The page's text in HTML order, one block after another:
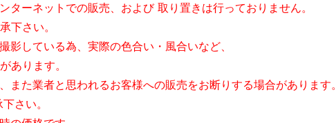
ターネットでの販売、および 取り置きは行っておりません。
さい。
影している為、実際の色合い・風合いなど、
ります。
また業者と思われるお客様への販売をお断りする場合があります。
さい。